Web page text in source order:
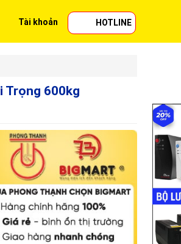
Tài khoản HOTLINE
Trọng 600kg